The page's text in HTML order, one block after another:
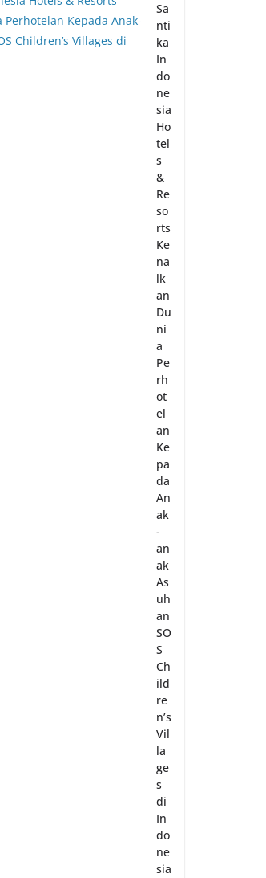
Sa
nti
ka
In
do
ne
sia
Ho
tel
s
&
Re
so
rts
Ke
na
lk
an
Du
ni
a
Pe
rh
ot
el
an
Ke
pa
da
An
ak
-
an
ak
As
uh
an
SO
S
Ch
ild
re
n’s
Vil
la
ge
s
di
In
do
ne
sia